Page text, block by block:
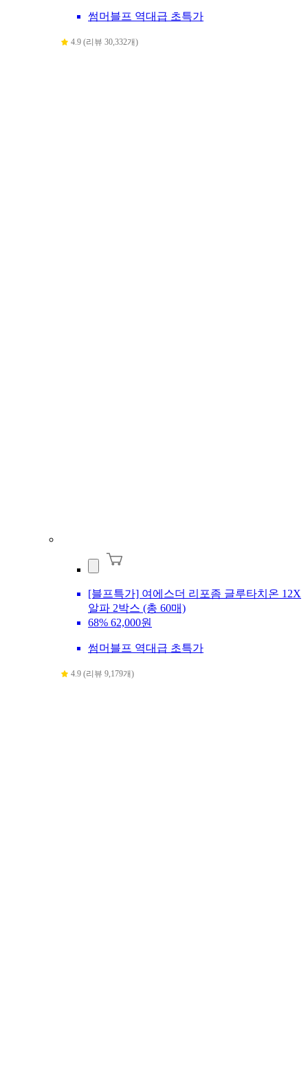
썸머블프 역대급 초특가
4.9 (리뷰 30,332개)
[블프특가] 여에스더 리포좀 글루타치온 12X
알파 2박스 (총 60매)
68% 62,000원
썸머블프 역대급 초특가
4.9 (리뷰 9,179개)